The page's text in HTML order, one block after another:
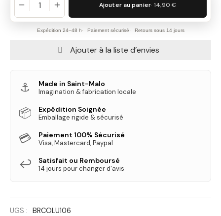
Ajouter au panier· 14,90 €
Expédition 24–48 h Paiement sécurisé Retours sous 14 jours
Ajouter à la liste d’envies
⚓ Made in Saint-Malo
Imagination & fabrication locale
📦 Expédition Soignée
Emballage rigide & sécurisé
💳 Paiement 100% Sécurisé
Visa, Mastercard, Paypal
↩️ Satisfait ou Remboursé
14 jours pour changer d'avis
UGS :
BRCOLU106